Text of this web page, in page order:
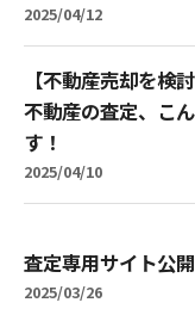
2025/04/12
【不動産売却を検
不動産の査定、こ
す！
2025/04/10
査定専用サイト公
2025/03/26